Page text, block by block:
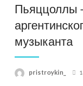
Пьяццоллы
музыканта
pristroykin_